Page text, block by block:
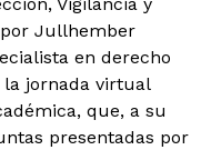
Jullhember
en derecho
la jornada virtual
que, a su
presentadas por